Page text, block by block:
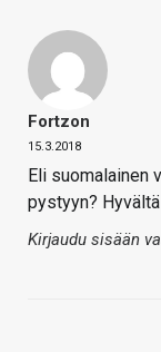
Fortzon
15.3.2018
Eli suomalainen
pystyyn?
Kirjaudu sisään